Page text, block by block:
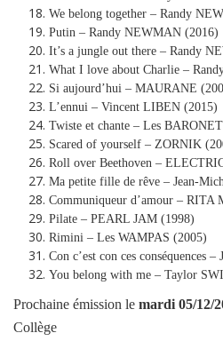
We belong together – Randy
Putin – Randy NEWMAN (2016)
It’s a jungle out there – Randy
What I love about Charlie –
Si aujourd’hui – MAURANE
L’ennui – Vincent LIBEN (2015)
Twiste et chante – Les
Scared of yourself – ZORNIK
Roll over Beethoven –
Ma petite fille de rêve – Jean-
Communiqueur d’amour – RITA
Pilate – PEARL JAM (1998)
Rimini – Les WAMPAS (2005)
Con c’est con ces conséquences
You belong with me – Taylor
Prochaine émission le mardi 05/12/
Collège